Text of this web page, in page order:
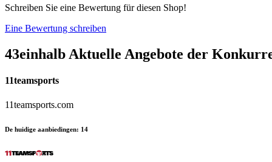
Schreiben Sie eine Bewertung für diesen Shop!
Eine Bewertung schreiben
43einhalb Aktuelle Angebote der
11teamsports
11teamsports.com
De huidige aanbiedingen: 14